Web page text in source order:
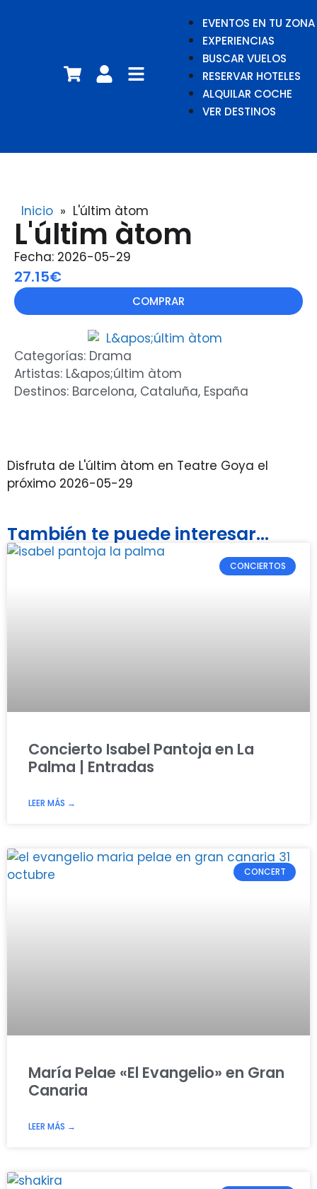
EVENTOS EN TU ZONA
EXPERIENCIAS
BUSCAR VUELOS
RESERVAR HOTELES
ALQUILAR COCHE
VER DESTINOS
Inicio » L'últim àtom
L'últim àtom
Fecha: 2026-05-29
27.15€
COMPRAR
Categorías: Drama
Artistas: L&apos;últim àtom
Destinos: Barcelona, Cataluña, España
Disfruta de L'últim àtom en Teatre Goya el
próximo 2026-05-29
También te puede interesar...
CONCIERTOS
Concierto Isabel Pantoja en La
Palma | Entradas
LEER MÁS →
CONCERT
María Pelae «El Evangelio» en Gran
Canaria
LEER MÁS →